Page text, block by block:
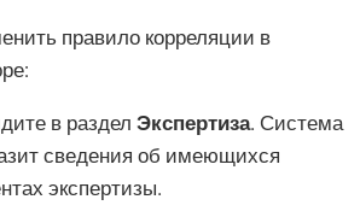
правило корреляции в
в раздел Экспертиза. Система
сведения об имеющихся
экспертизы.